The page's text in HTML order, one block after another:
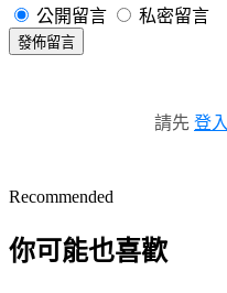
公開留言 私密留言
發佈留言
請先 登入
Recommended
你可能也喜歡